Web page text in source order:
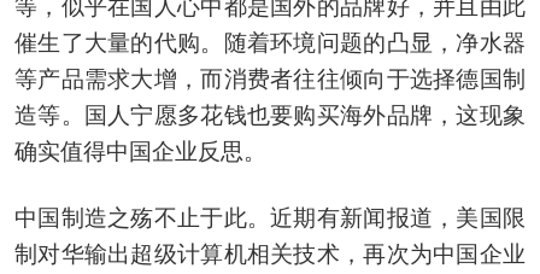
等，似乎在国人心中都是国外的品牌好，并且由此
催生了大量的代购。随着环境问题的凸显，净水器
等产品需求大增，而消费者往往倾向于选择德国制
造等。国人宁愿多花钱也要购买海外品牌，这现象
确实值得中国企业反思。
中国制造之殇不止于此。近期有新闻报道，美国限
制对华输出超级计算机相关技术，再次为中国企业